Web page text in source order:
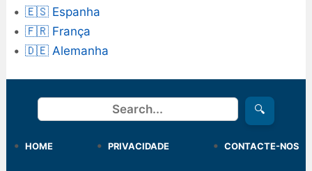
🇪🇸 Espanha
🇫🇷 França
🇩🇪 Alemanha
Procurar 🔍
HOME PRIVACIDADE CONTACTE-NOS